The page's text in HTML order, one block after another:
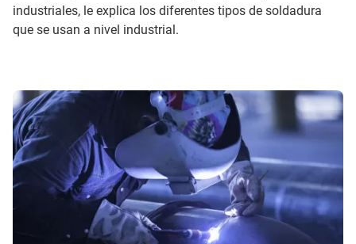
industriales, le explica los diferentes tipos de soldadura
que se usan a nivel industrial.